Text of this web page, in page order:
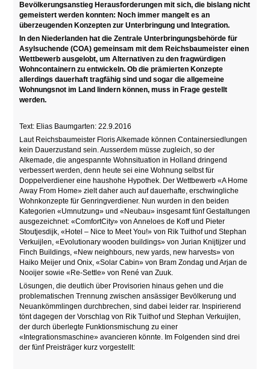
Bevölkerungsanstieg Herausforderungen mit sich, die bislang nicht
gemeistert werden konnten: Noch immer mangelt es an
überzeugenden Konzepten zur Unterbringung und Integration.
In den Niederlanden hat die Zentrale Unterbringungsbehörde für
Asylsuchende (COA) gemeinsam mit dem Reichsbaumeister einen
Wettbewerb ausgelobt, um Alternativen zu den fragwürdigen
Wohncontainern zu entwickeln. Ob die prämierten Konzepte
allerdings dauerhaft tragfähig sind und sogar die allgemeine
Wohnungsnot im Land lindern können, muss in Frage gestellt
werden.
Text: Elias Baumgarten: 22.9.2016
Laut Reichsbaumeister Floris Alkemade können Containersiedlungen
kein Dauerzustand sein. Ausserdem müsse zugleich, so der
Alkemade, die angespannte Wohnsituation in Holland dringend
verbessert werden, denn heute sei eine Wohnung selbst für
Doppelverdiener eine haushohe Hypothek. Der Wettbewerb «A Home
Away From Home» zielt daher auch auf dauerhafte, erschwingliche
Wohnkonzepte für Genringverdiener. Nun wurden in den beiden
Kategorien «Umnutzung» und «Neubau» insgesamt fünf Gestaltungen
ausgezeichnet: «ComfortCity» von Anneloes de Koff und Pieter
Stoutjesdijk, «Hotel – Nice to Meet You!» von Rik Tuithof und Stephan
Verkuijlen, «Evolutionary wooden buildings» von Jurian Knijtijzer und
Finch Buildings, «New neighbours, new yards, new harvests» von
Haiko Meijer und Onix, «Solar Cabin» von Bram Zondag und Arjan de
Nooijer sowie «Re-Settle» von René van Zuuk.
Lösungen, die deutlich über Provisorien hinaus gehen und die
problematischen Trennung zwischen ansässiger Bevölkerung und
Neuankömmlingen durchbrechen, sind dabei leider rar. Inspirierend
tönt dagegen der Vorschlag von Rik Tuithof und Stephan Verkuijlen,
der durch überlegte Funktionsmischung zu einer
«Integrationsmaschine» avancieren könnte. Im Folgenden sind drei
der fünf Preisträger kurz vorgestellt: